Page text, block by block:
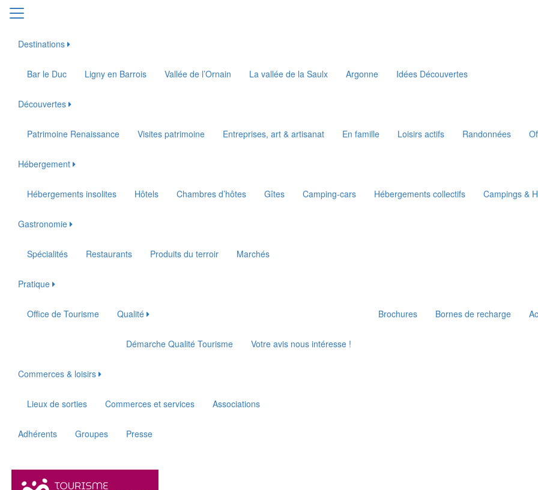
Destinations
Bar le Duc Ligny en Barrois Vallée de l’Ornain La vallée de la Saulx Argonne Idées Découvertes
Découvertes
Patrimoine Renaissance Visites patrimoine Entreprises, art & artisanat En famille Loisirs actifs Randonnées
Hébergement
Hébergements insolites Hôtels Chambres d’hôtes Gîtes Camping-cars Hébergements collectifs Campings &
Gastronomie
Spécialités Restaurants Produits du terroir Marchés
Pratique
Office de Tourisme Qualité
Démarche Qualité Tourisme Votre avis nous intéresse !
Brochures Bornes de recharge
Commerces & loisirs
Lieux de sorties Commerces et services Associations
Adhérents Groupes Presse